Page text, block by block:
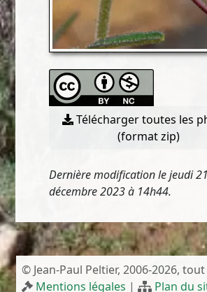
Télécharger toutes les
(format zip)
Dernière modification le jeudi 21
décembre 2023 à 14h44.
© Jean-Paul Peltier, 2006-2026,
Mentions légales | Plan du